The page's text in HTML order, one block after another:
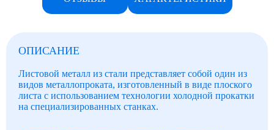
ОПИСАНИЕ
Листовой металл из стали представляет собой один из
видов металлопроката, изготовленный в виде плоского
листа с использованием технологии холодной прокатки
на специализированных станках.